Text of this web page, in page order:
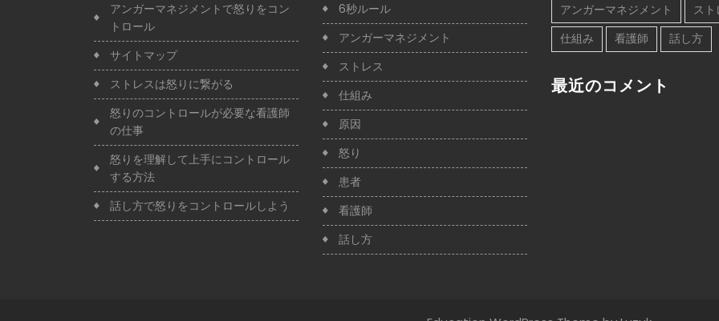
アンガーマネジメントで怒りをコン
トロール
サイトマップ
ストレスは怒りに繋がる
怒りのコントロールが必要な看護師
の仕事
怒りを理解して上手にコントロール
する方法
話し方で怒りをコントロールしよう
6秒ルール
アンガーマネジメント
ストレス
仕組み
原因
怒り
患者
看護師
話し方
アンガーマネジメント
スト
仕組み
看護師 話し方
最近のコメント